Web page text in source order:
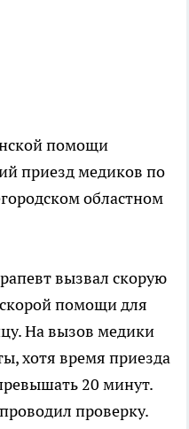
помощи
приезд медиков по
областном
вызвал скорую
помощи для
На вызов медики
хотя время приезда
20 минут.
проверку.